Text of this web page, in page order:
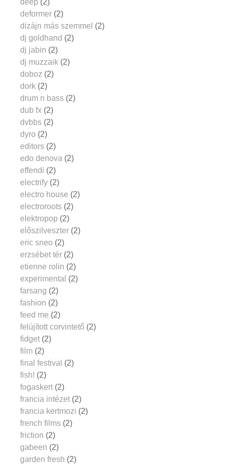
deformer (2)
dizájn más szemmel (2)
dj goldhand (2)
dj jabin (2)
dj muzzaik (2)
doboz (2)
dork (2)
drum n bass (2)
dub fx (2)
dvbbs (2)
dyro (2)
editors (2)
edo denova (2)
effendi (2)
electrify (2)
electro house (2)
electroroots (2)
elektropop (2)
előszilveszter (2)
eric sneo (2)
erzsébet tér (2)
etienne rolin (2)
experimental (2)
farsang (2)
fashion (2)
feed me (2)
felújított corvintető (2)
fidget (2)
film (2)
final festival (2)
fish! (2)
fogaskert (2)
francia intézet (2)
francia kertmozi (2)
french films (2)
friction (2)
gabeen (2)
garden fresh (2)